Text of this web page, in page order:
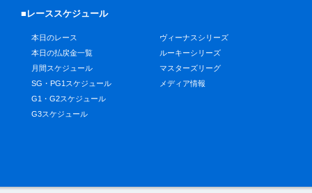
■レーススケジュール
本日のレース
本日の払戻金一覧
月間スケジュール
SG・PG1スケジュール
G1・G2スケジュール
G3スケジュール
ヴィーナスシリーズ
ルーキーシリーズ
マスターズリーグ
メディア情報